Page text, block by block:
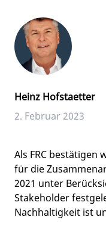
Heinz Hofstaetter
2. Februar 2023
Als FRC bestätigen
für die
2021 unter
Stakeholder
Nachhaltigkeit ist